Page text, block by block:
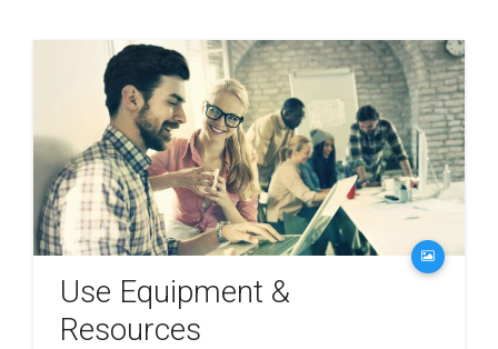
Use Equipment &
Resources